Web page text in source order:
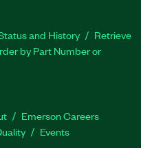
and History
Retrieve
by Part Number or
Emerson Careers
Events